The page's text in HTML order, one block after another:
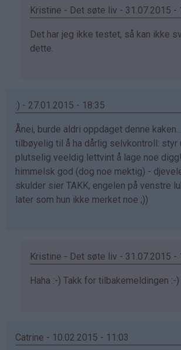
Kristine - Det søte liv - 31.07.2015 -
Som
svar
(ikke
Det har jeg ikke testet, så kan ikke
dette.
:) - 27.01.2015 - 18:35
Ånei, burde aldri oppdaget denne
tilbøyelig til å ha dårlig selvkontroll: styr
plutselig veeldig lettvint å lage noe
himmelsk god (dog noe mektig) -
skulder sier TAKK, engelen på venstre
later som hun ikke merket noe ;))
Kristine - Det søte liv - 31.07.2015 -
Som
:)
Haha :-) Takk for tilbakemeldingen :-)
Catrine - 10.02.2015 - 11:03